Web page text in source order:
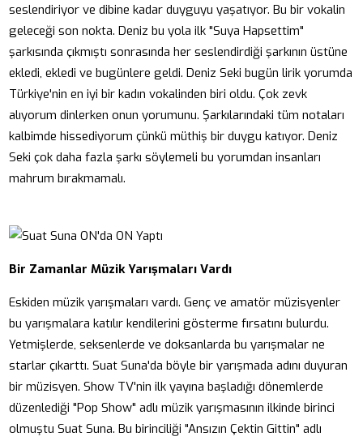
seslendiriyor ve dibine kadar duyguyu yaşatıyor. Bu bir vokalin
geleceği son nokta. Deniz bu yola ilk "Suya Hapsettim"
şarkısında çıkmıştı sonrasında her seslendirdiği şarkının üstüne
ekledi, ekledi ve bugünlere geldi. Deniz Seki bugün lirik yorumda
Türkiye'nin en iyi bir kadın vokalinden biri oldu. Çok zevk
alıyorum dinlerken onun yorumunu. Şarkılarındaki tüm notaları
kalbimde hissediyorum çünkü müthiş bir duygu katıyor. Deniz
Seki çok daha fazla şarkı söylemeli bu yorumdan insanları
mahrum bırakmamalı.
Bir Zamanlar Müzik Yarışmaları Vardı
Eskiden müzik yarışmaları vardı. Genç ve amatör müzisyenler
bu yarışmalara katılır kendilerini gösterme fırsatını bulurdu.
Yetmişlerde, seksenlerde ve doksanlarda bu yarışmalar ne
starlar çıkarttı. Suat Suna'da böyle bir yarışmada adını duyuran
bir müzisyen. Show TV'nin ilk yayına başladığı dönemlerde
düzenlediği "Pop Show" adlı müzik yarışmasının ilkinde birinci
olmuştu Suat Suna. Bu birinciliği "Ansızın Çektin Gittin" adlı